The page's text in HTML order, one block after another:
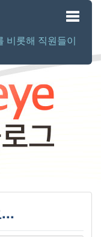
Toggle
비롯해 직원들이